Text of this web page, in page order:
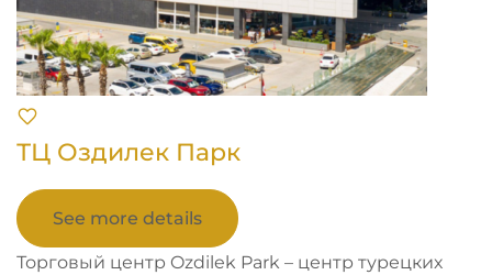
ТЦ Оздилек Парк
See more details
Торговый центр Ozdilek Park – центр турецких